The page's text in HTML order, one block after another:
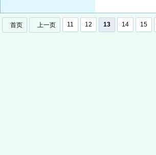
首页 上一页 11 12 13 14 15